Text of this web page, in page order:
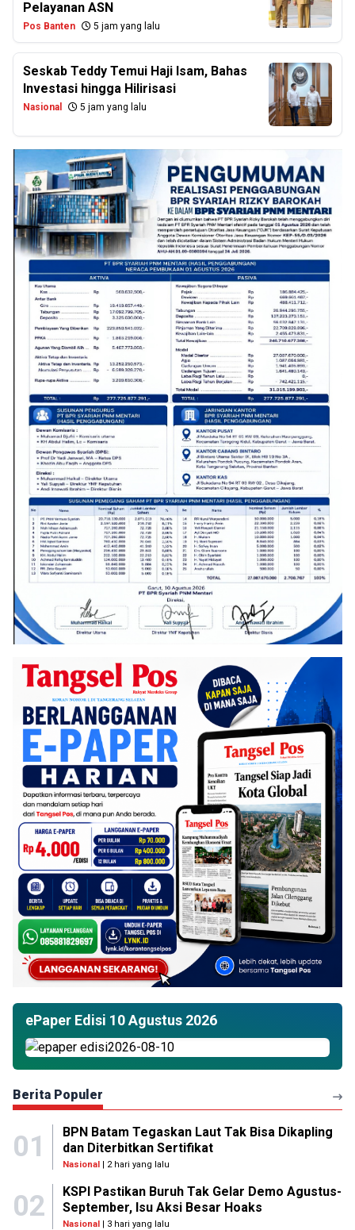
Pelayanan ASN
Pos Banten 5 jam yang lalu
Seskab Teddy Temui Haji Isam, Bahas
Investasi hingga Hilirisasi
Nasional 5 jam yang lalu
ePaper Edisi 10 Agustus 2026
Berita Populer
01
BPN Batam Tegaskan Laut Tak Bisa Dikapling
dan Diterbitkan Sertifikat
Nasional| 2 hari yang lalu
02
KSPI Pastikan Buruh Tak Gelar Demo Agustus-
September, Isu Aksi Besar Hoaks
Nasional| 3 hari yang lalu